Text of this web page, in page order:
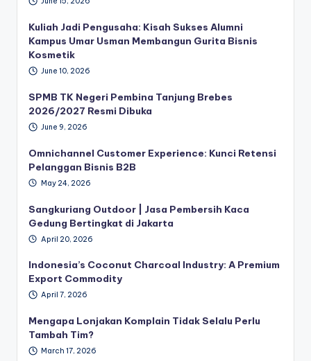
Kuliah Jadi Pengusaha: Kisah Sukses Alumni
Kampus Umar Usman Membangun Gurita Bisnis
Kosmetik
June 10, 2026
SPMB TK Negeri Pembina Tanjung Brebes
2026/2027 Resmi Dibuka
June 9, 2026
Omnichannel Customer Experience: Kunci Retensi
Pelanggan Bisnis B2B
May 24, 2026
Sangkuriang Outdoor | Jasa Pembersih Kaca
Gedung Bertingkat di Jakarta
April 20, 2026
Indonesia’s Coconut Charcoal Industry: A Premium
Export Commodity
April 7, 2026
Mengapa Lonjakan Komplain Tidak Selalu Perlu
Tambah Tim?
March 17, 2026